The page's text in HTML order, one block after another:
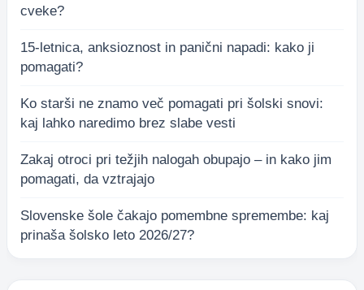
cveke?
15-letnica, anksioznost in panični napadi: kako ji
pomagati?
Ko starši ne znamo več pomagati pri šolski snovi:
kaj lahko naredimo brez slabe vesti
Zakaj otroci pri težjih nalogah obupajo – in kako jim
pomagati, da vztrajajo
Slovenske šole čakajo pomembne spremembe: kaj
prinaša šolsko leto 2026/27?